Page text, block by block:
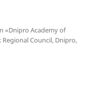
«Dnipro Academy of
Council, Dnipro,